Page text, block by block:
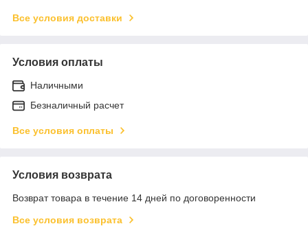
Все условия доставки
Условия оплаты
Наличными
Безналичный расчет
Все условия оплаты
Условия возврата
Возврат товара в течение 14 дней по договоренности
Все условия возврата